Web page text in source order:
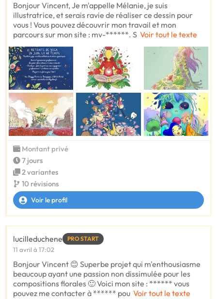
Bonjour Vincent, Je m'appelle Mélanie, je suis
illustratrice, et serais ravie de réaliser ce dessin pour
vous ! Vous pouvez découvrir mon travail et mon
parcours sur mon site : mv-******. S Voir tout le texte
Montant privé
7 jours
2 variantes
10 révisions
Voir le profil
lucilleduchene PRO START
11 avril à 17:02
Bonjour Vincent 😊 Superbe projet qui m'enthousiasme
beaucoup ayant une passion non dissimulée pour les
compositions florales 🙂 Voici mon site : ****** vous
pouvez me contacter à ****** pou Voir tout le texte